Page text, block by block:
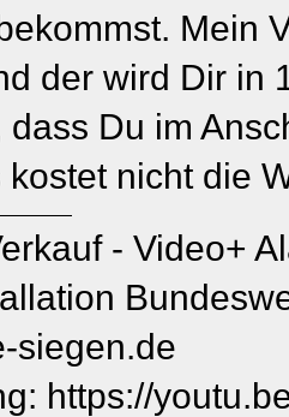
Mein
der wird Dir in
dass Du im
kostet nicht die
- Video+
siegen.de
https://